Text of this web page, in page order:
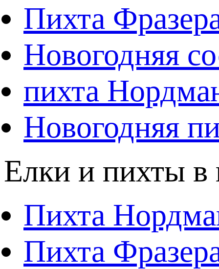
Пихта
Новогодняя
пихта
Новогодняя
Елки и пихты в
Пихта
Пихта